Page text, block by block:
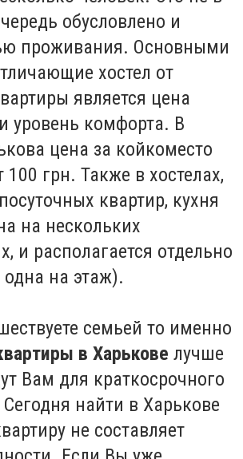
обусловлено и
проживания. Основными
хостел от
является цена
уровень комфорта. В
цена за койкоместо
100 грн. Также в хостелах,
квартир, кухня
на нескольких
и располагается отдельно
на этаж).
семьей то именно
в Харькове лучше
Вам для краткосрочного
найти в Харькове
не составляет